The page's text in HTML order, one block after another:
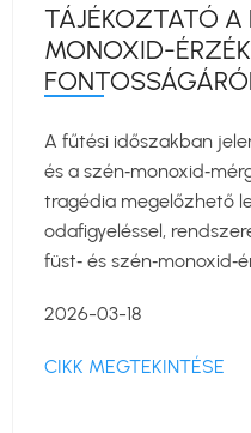
TÁJÉKOZTATÓ
MONOXID-
A fűtési időszakban
és a
tragédia megelőzhető
odafigyeléssel,
füst‑ és
2026-03-18
CIKK MEGTEKINTÉSE